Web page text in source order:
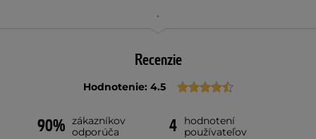
Recenzie
Hodnotenie: 4.5
90% zákazníkov
odporúča
4
hodnotení
používateľov